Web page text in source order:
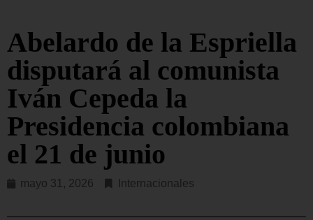
Abelardo de la Espriella
disputará al comunista
Iván Cepeda la
Presidencia colombiana
el 21 de junio
mayo 31, 2026 Internacionales